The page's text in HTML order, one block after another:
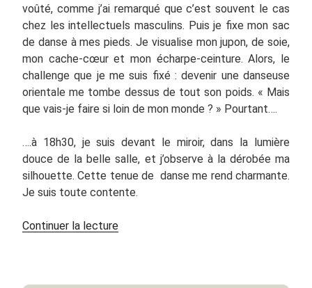
voûté, comme j’ai remarqué que c’est souvent le cas
chez les intellectuels masculins. Puis je fixe mon sac
de danse à mes pieds. Je visualise mon jupon, de soie,
mon cache-cœur et mon écharpe-ceinture. Alors, le
challenge que je me suis fixé : devenir une danseuse
orientale me tombe dessus de tout son poids. « Mais
que vais-je faire si loin de mon monde ? » Pourtant….
….à 18h30, je suis devant le miroir, dans la lumière
douce de la belle salle, et j’observe à la dérobée ma
silhouette. Cette tenue de danse me rend charmante.
Je suis toute contente.
Continuer la lecturede